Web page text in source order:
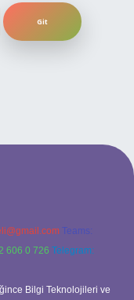
Teams:
606 0 726 Telegram:
Bilgi Teknolojileri ve